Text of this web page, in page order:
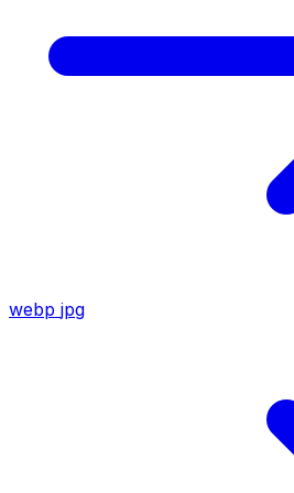
webp jpg